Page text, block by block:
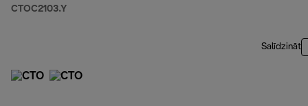
CTOC2103.Y
Salīdzināt